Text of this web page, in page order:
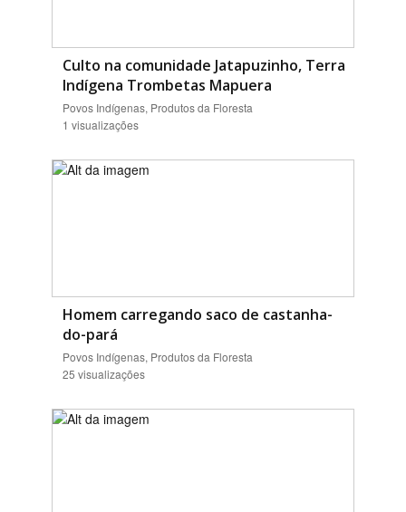
Culto na comunidade Jatapuzinho, Terra
Indígena Trombetas Mapuera
Povos Indígenas, Produtos da Floresta
1 visualizações
Homem carregando saco de castanha-
do-pará
Povos Indígenas, Produtos da Floresta
25 visualizações